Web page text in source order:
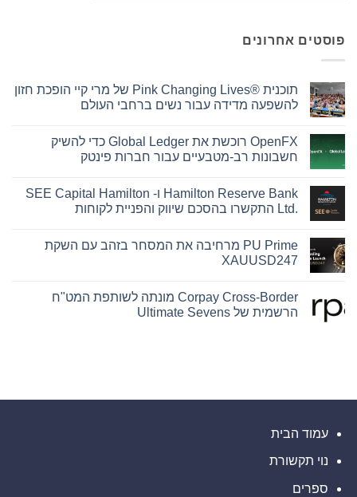
אחרונים
תוכנית Pink Changing Lives®‎ של מרי קיי הופכת חזון
להשפעה מדידה עבור נשים ברחבי העולם
תוכנית
Pink
Changing
של
מרי
קיי
הופכת
להשפעה
מדידה
עבור
נשים
העולם
OpenFX רוכשת את Global Ledger כדי להשיק
חשבונות רב-מטבעיים עבור חברות פינטק
על
OpenFX
רוכשת
את
כדי
להשיק
חשבונות
עבור
חברות
פינטק
Hamilton Reserve Bank ו- SEE Capital Hamilton
Ltd.‎ התקשרו בהסכם שיווק והפניית לקוחות
Hamilton
Reserve
Bank
SEE
Capital
Hamilton
PU Prime מרחיבה את המסחר בזהב עם השקת
XAUUSD247
על
PU
Prime
Corpay Cross-Border מונתה לשותפת המט"ח
הרשמית של Ultimate Sevens
לשותפת
של
עמוד הבית
נוי תקשורת
ספרים